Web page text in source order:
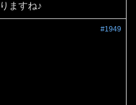
ますね♪
#1949